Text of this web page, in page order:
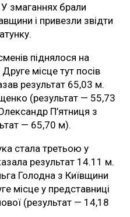
У змаганнях брали
і привезли звідти
піднялося на
місце тут посів
результат 65,03 м.
(результат — 55,73
П’ятниця з
— 65,70 м).
стала третьою у
результат 14.11 м.
Голодна з Київщини
місце у представниці
(результат — 14,18